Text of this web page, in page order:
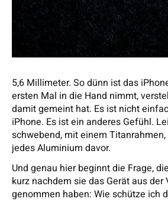
5,6 Millimeter. So dünn ist das
ersten Mal in die Hand nimmt,
damit gemeint hat. Es ist nicht
iPhone. Es ist ein anderes Gefühl.
schwebend, mit einem
jedes Aluminium davor.
Und genau hier beginnt die Frage,
kurz nachdem sie das Gerät aus der
genommen haben: Wie schütze ich